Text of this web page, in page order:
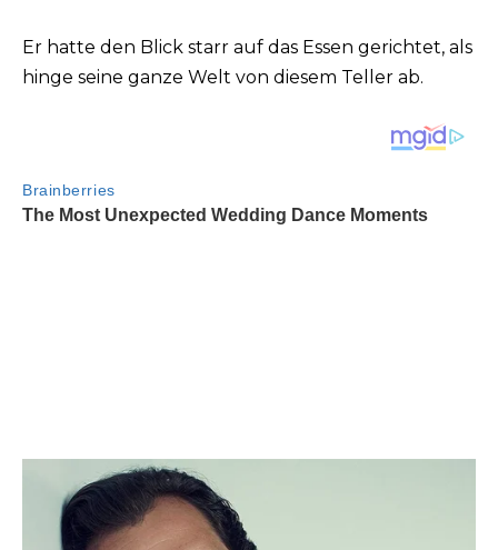
Er hatte den Blick starr auf das Essen gerichtet, als
hinge seine ganze Welt von diesem Teller ab.